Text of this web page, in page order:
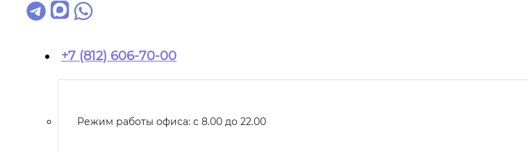
+7 (812) 606-70-00
Режим работы офиса: с 8.00 до 22.00